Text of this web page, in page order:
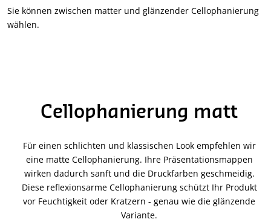
Sie können zwischen matter und glänzender Cellophanierung
wählen.
Cellophanierung matt
Für einen schlichten und klassischen Look empfehlen wir
eine matte Cellophanierung. Ihre Präsentationsmappen
wirken dadurch sanft und die Druckfarben geschmeidig.
Diese reflexionsarme Cellophanierung schützt Ihr Produkt
vor Feuchtigkeit oder Kratzern - genau wie die glänzende
Variante.